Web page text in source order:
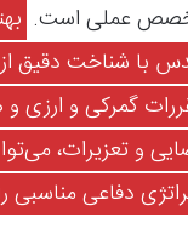
تخصص عملی است.
با شناخت دقیق از
گمرکی و
و تعزیرات،
دفاعی مناسبی